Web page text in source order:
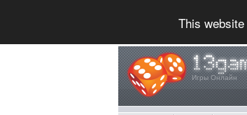
This
Игры Онлайн